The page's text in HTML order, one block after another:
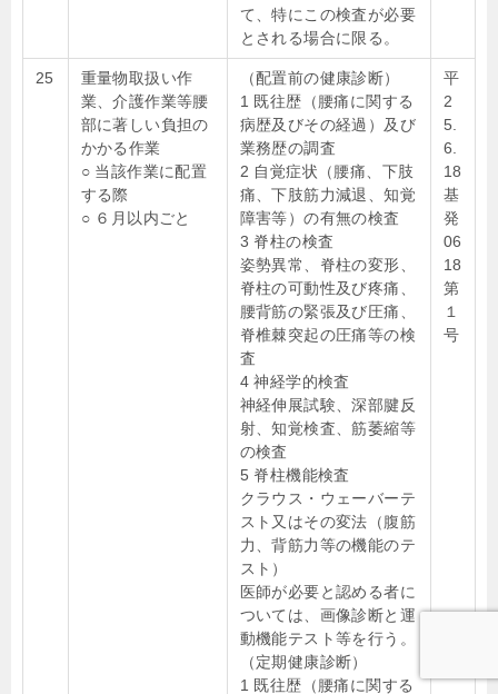
て、特にこの検査が必要
とされる場合に限る。
25
重量物取扱い作
業、介護作業等腰
部に著しい負担の
かかる作業
○ 当該作業に配置
する際
○ ６月以内ごと
（配置前の健康診断）
1 既往歴（腰痛に関する
病歴及びその経過）及び
業務歴の調査
2 自覚症状（腰痛、下肢
痛、下肢筋力減退、知覚
障害等）の有無の検査
3 脊柱の検査
姿勢異常、脊柱の変形、
脊柱の可動性及び疼痛、
腰背筋の緊張及び圧痛、
脊椎棘突起の圧痛等の検
査
4 神経学的検査
神経伸展試験、深部腱反
射、知覚検査、筋萎縮等
の検査
5 脊柱機能検査
クラウス・ウェーバーテ
スト又はその変法（腹筋
力、背筋力等の機能のテ
スト）
医師が必要と認める者に
ついては、画像診断と運
動機能テスト等を行う。
（定期健康診断）
1 既往歴（腰痛に関する
平
2
5.
6.
18
基
発
06
18
第
１
号